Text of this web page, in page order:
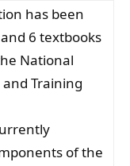
has been
6 textbooks
National
Training
of the